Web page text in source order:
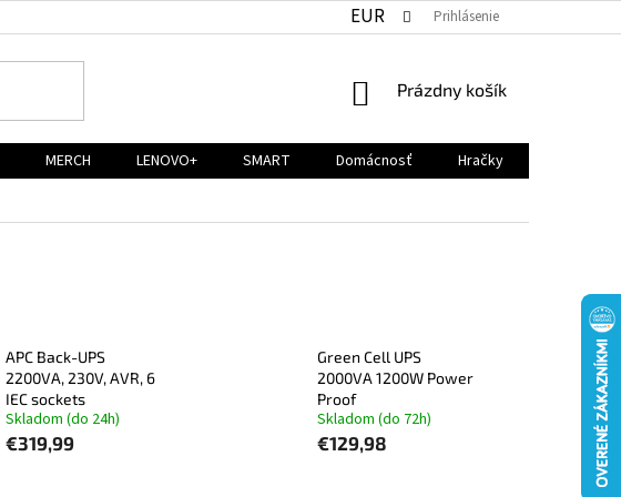
EUR Prihlásenie
NÁKUPNÝ
Prázdny košík
MERCH LENOVO+ SMART Domácnosť
Hračky
APC Back-UPS
2200VA, 230V, AVR, 6
IEC sockets
Skladom (do 24h)
€319,99
Green Cell UPS
2000VA 1200W Power
Proof
Skladom (do 72h)
€129,98